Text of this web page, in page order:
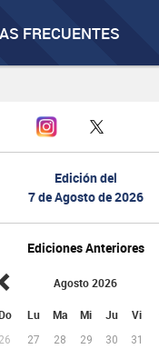
FRECUENTES
Edición del
7 de Agosto de 2026
Ediciones Anteriores
Agosto 2026
Lu Ma Mi Ju Vi
26 27 28 29 30 31